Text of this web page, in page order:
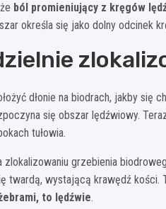
ból promieniujący z kręgów
określa się jako dolny odcinek
dłonie na biodrach, jakby się
się obszar lędźwiowy.
tułowia.
zlokalizowaniu grzebienia
twardą, wystającą krawędź kości.
to lędźwie.